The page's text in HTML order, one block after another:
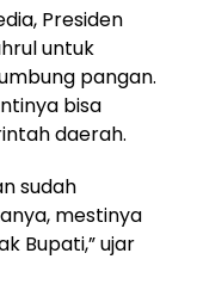
Presiden
untuk
pangan.
bisa
daerah.
sudah
mestinya
Bupati,” ujar